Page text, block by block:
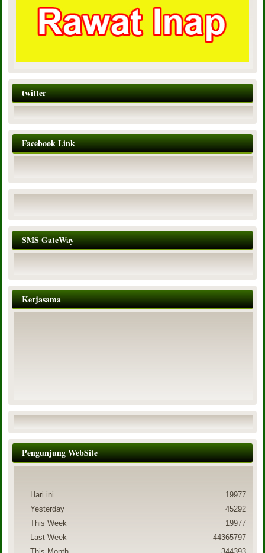
twitter
Facebook Link
SMS GateWay
Kerjasama
Pengunjung WebSite
Hari ini
Yesterday
This Week
Last Week
19977
45292
19977
44365797